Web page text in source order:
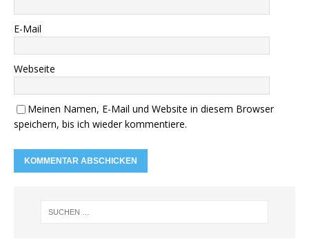
E-Mail
Webseite
Meinen Namen, E-Mail und Website in diesem Browser
speichern, bis ich wieder kommentiere.